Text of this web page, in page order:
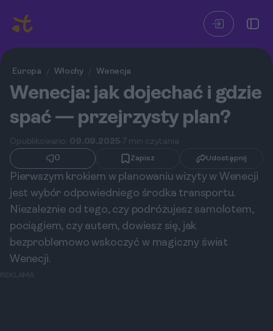
Europa / Włochy / Wenecja
Wenecja: jak dojechać i gdzie
spać — przejrzysty plan?
Opublikowano: 09.09.2025 7 min czytania
0
Zapisz Udostępnij
Pierwszym krokiem w planowaniu wizyty w Wenecji
jest wybór odpowiedniego środka transportu.
Niezależnie od tego, czy podróżujesz samolotem,
pociągiem, czy autem, dowiesz się, jak
bezproblemowo wskoczyć w magiczny świat
Wenecji.
REKLAMA